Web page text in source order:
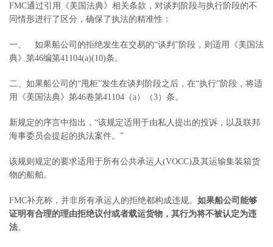
FMC通过引用《美国法典》相关条款，对谈判阶段与执行阶段的不
同情形进行了区分，确保了执法的精准性：
一、 如果船公司的拒绝发生在交易的“谈判”阶段，则适用《美国法
典》第46编第41104(a)(10)条。
二、如果船公司的“甩柜”发生在谈判阶段之后，在“执行”阶段，将适
用《美国法典》第46卷第41104（a）（3）条。
新规定的序言中指出，“该规定适用于由私人提出的投诉，以及联邦
海事委员会提起的执法案件。”
该规则规定的要求适用于所有公共承运人(VOCC)及其运输集装箱货
物的船舶。
FMC补充称，并非所有承运人的拒绝都构成违规。 如果船公司能够
证明有合理的理由拒绝议付或者载运货物，其行为将不被认定为违
法。